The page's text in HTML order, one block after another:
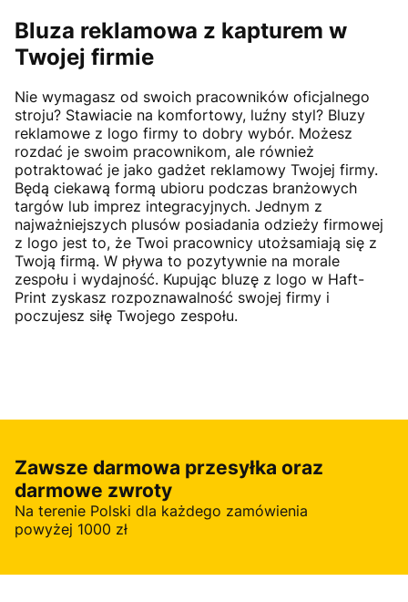
Bluza reklamowa z kapturem w
Twojej firmie
Nie wymagasz od swoich pracowników oficjalnego
stroju? Stawiacie na komfortowy, luźny styl? Bluzy
reklamowe z logo firmy to dobry wybór. Możesz
rozdać je swoim pracownikom, ale również
potraktować je jako gadżet reklamowy Twojej firmy.
Będą ciekawą formą ubioru podczas branżowych
targów lub imprez integracyjnych. Jednym z
najważniejszych plusów posiadania odzieży firmowej
z logo jest to, że Twoi pracownicy utożsamiają się z
Twoją firmą. W pływa to pozytywnie na morale
zespołu i wydajność. Kupując bluzę z logo w Haft-
Print zyskasz rozpoznawalność swojej firmy i
poczujesz siłę Twojego zespołu.
Zawsze darmowa przesyłka oraz
darmowe zwroty
Na terenie Polski dla każdego zamówienia
powyżej 1000 zł